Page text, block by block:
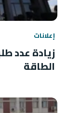
إعلانات
زيادة عدد
الطاقة